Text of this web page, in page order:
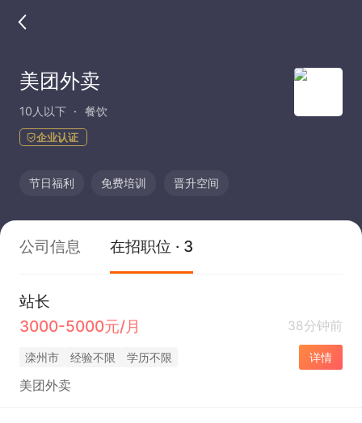
美团外卖
10人以下 餐饮
企业认证
节日福利 免费培训 晋升空间
公司信息 在招职位 · 3
站长
3000-5000元/月
38分钟前
滦州市 经验不限 学历不限 详情
美团外卖